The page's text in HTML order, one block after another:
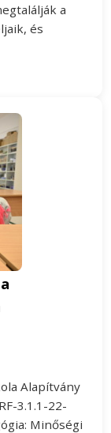
a
és
Alapítvány
3.1.1-22-
Minőségi